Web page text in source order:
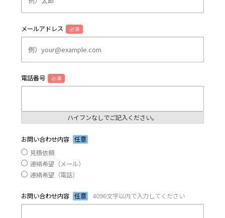
メールアドレス 必須
電話番号 必須
ハイフンなしでご記入ください。
お問い合わせ内容 任意
見積依頼
連絡希望（メール）
連絡希望（電話）
お問い合わせ内容 任意 4096文字以内で入力してください